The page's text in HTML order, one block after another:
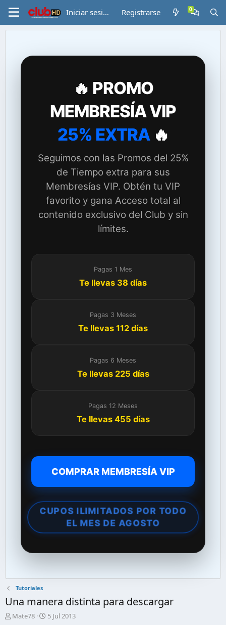
Iniciar sesión Registrarse
🔥 PROMO
MEMBRESÍA VIP
25% EXTRA🔥
Seguimos con las Promos del 25%
de Tiempo extra para sus
Membresías VIP. Obtén tu VIP
favorito y gana Acceso total al
contenido exclusivo del Club y sin
límites.
Pagas 1 Mes
Te llevas 38 días
Pagas 3 Meses
Te llevas 112 días
Pagas 6 Meses
Te llevas 225 días
Pagas 12 Meses
Te llevas 455 días
COMPRAR MEMBRESÍA VIP
CUPOS ILIMITADOS POR TODO
EL MES DE AGOSTO
Tutoriales
Una manera distinta para descargar
A
Mate78
F
5 Jul 2013